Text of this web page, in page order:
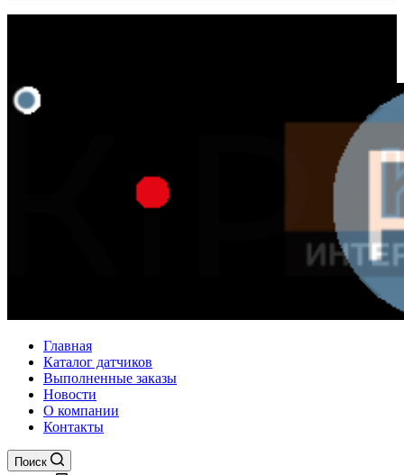
Главная
Каталог датчиков
Выполненные заказы
Новости
О компании
Контакты
Поиск